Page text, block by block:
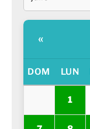
«
DOM LUN
1